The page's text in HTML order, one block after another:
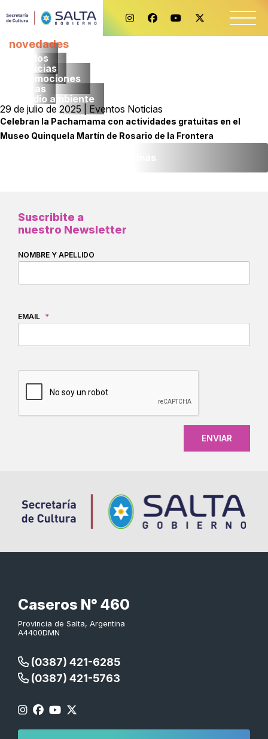
novedades
Todos
noticias
promociones
obras
medio ambiente
29 de julio de 2025 | Eventos Noticias
Celebran la Pachamama con actividades gratuitas en el
Museo Quinquela Martín de Rosario de la Frontera
Suscribite a
nuestro Newsletter
NOMBRE Y APELLIDO
EMAIL *
Caseros N° 460
Provincia de Salta, Argentina
A4400DMN
(0387) 421-6285
(0387) 421-5763